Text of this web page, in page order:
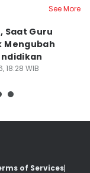
See More
Saat Guru
Mengubah
18:28 WIB
of Services